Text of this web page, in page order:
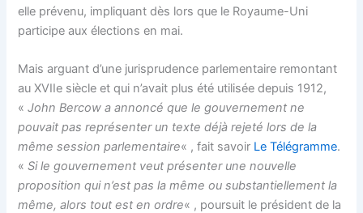
elle prévenu, impliquant dès lors que le Royaume-Uni
participe aux élections en mai.
Mais arguant d’une jurisprudence parlementaire remontant
au XVIIe siècle et qui n’avait plus été utilisée depuis 1912,
«John Bercow a annoncé que le gouvernement ne
pouvait pas représenter un texte déjà rejeté lors de la
même session parlementaire« , fait savoir Le Télégramme.
«Si le gouvernement veut présenter une nouvelle
proposition qui n’est pas la même ou substantiellement la
même, alors tout est en ordre« , poursuit le président de la